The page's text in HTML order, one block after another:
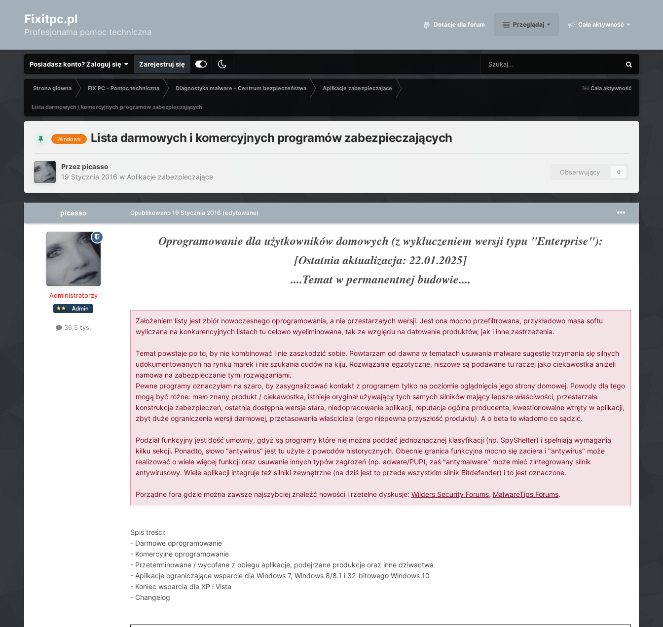
Fixitpc.pl
Profesjonalna pomoc techniczna
Dotacje dla forum Przeglądaj Cała aktywność
Posiadasz konto? Zaloguj się Zarejestruj się
Cała aktywność
Strona główna FIX PC - Pomoc techniczna Diagnostyka malware - Centrum bezpieczeństwa Aplikacje zabezpieczające
Lista darmowych i komercyjnych programów zabezpieczających
Windows Lista darmowych i komercyjnych programów zabezpieczających
Przezpicasso
19 Stycznia 2016 w Aplikacje zabezpieczające
Obserwujący 0
picasso
Administratorzy
36,5 tys.
Opublikowano 19 Stycznia 2016 (edytowane)
Oprogramowanie dla użytkowników domowych (z wykluczeniem wersji typu "Enterprise"):
[Ostatnia aktualizacja: 22.01.2025]
....Temat w permanentnej budowie....
Założeniem listy jest zbiór nowoczesnego oprogramowania, a nie przestarzałych wersji. Jest ona mocno przefiltrowana, przykładowo masa softu
wyliczana na konkurencyjnych listach tu celowo wyeliminowana, tak ze względu na datowanie produktów, jak i inne zastrzeżenia.
Temat powstaje po to, by nie kombinować i nie zaszkodzić sobie. Powtarzam od dawna w tematach usuwania malware sugestię trzymania się silnych
udokumentowanych na rynku marek i nie szukania cudów na kiju. Rozwiązania egzotyczne, niszowe są podawane tu raczej jako ciekawostka aniżeli
namowa na zabezpieczanie tymi rozwiązaniami.
Pewne programy oznaczyłam na szaro, by zasygnalizować kontakt z programem tylko na poziomie oglądnięcia jego strony domowej. Powody dla tego
mogą być różne: mało znany produkt / ciekawostka, istnieje oryginał używający tych samych silników mający lepsze właściwości, przestarzała
konstrukcja zabezpieczeń, ostatnia dostępna wersja stara, niedopracowanie aplikacji, reputacja ogólna producenta, kwestionowalne wtręty w aplikacji,
zbyt duże ograniczenia wersji darmowej, przetasowania właściciela (ergo niepewna przyszłość produktu). A o beta to wiadomo co sądzić.
Podział funkcyjny jest dość umowny, gdyż są programy które nie można poddać jednoznacznej klasyfikacji (np. SpyShelter) i spełniają wymagania
kilku sekcji. Ponadto, słowo "antywirus" jest tu użyte z powodów historycznych. Obecnie granica funkcyjna mocno się zaciera i "antywirus" może
realizować o wiele więcej funkcji oraz usuwanie innych typów zagrożeń (np. adware/PUP), zaś "antymalware" może mieć zintegrowany silnik
antywirusowy. Wiele aplikacji integruje też silniki zewnętrzne (na dziś jest to przede wszystkim silnik Bitdefender) i to jest oznaczone.
Porządne fora gdzie można zawsze najszybciej znaleźć nowości i rzetelne dyskusje: Wilders Security Forums, MalwareTips Forums.
Spis treści:
- Darmowe oprogramowanie
- Komercyjne oprogramowanie
- Przeterminowane / wycofane z obiegu aplikacje, podejrzane produkcje oraz inne dziwactwa
- Aplikacje ograniczające wsparcie dla Windows 7, Windows 8/8.1 i 32-bitowego Windows 10
- Koniec wsparcia dla XP i Vista
- Changelog